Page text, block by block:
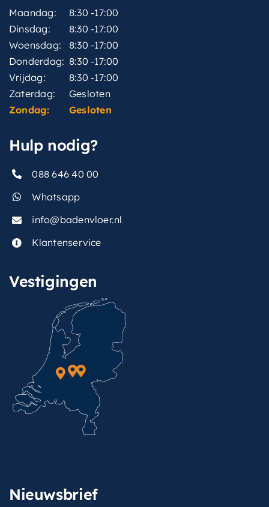
Maandag:
8:30 -17:00
Dinsdag:
8:30 -17:00
Woensdag:
8:30 -17:00
Donderdag: 8:30 -17:00
Vrijdag:
8:30 -17:00
Zaterdag:
Gesloten
Zondag:
Gesloten
Hulp nodig?
088 646 40 00
Whatsapp
info@badenvloer.nl
Klantenservice
Vestigingen
Nieuwsbrief